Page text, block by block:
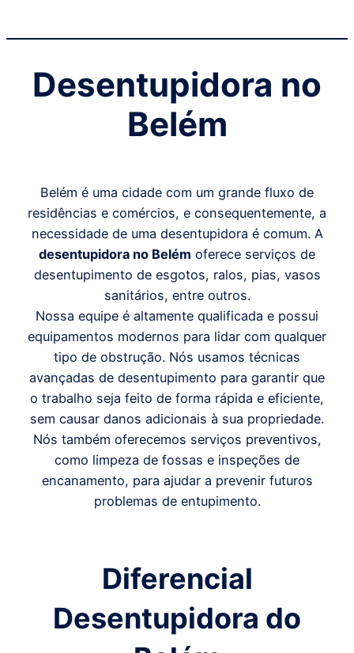
Desentupidora no
Belém
Belém é uma cidade com um grande fluxo de
residências e comércios, e consequentemente, a
necessidade de uma desentupidora é comum. A
desentupidora no Belém oferece serviços de
desentupimento de esgotos, ralos, pias, vasos
sanitários, entre outros.
Nossa equipe é altamente qualificada e possui
equipamentos modernos para lidar com qualquer
tipo de obstrução. Nós usamos técnicas
avançadas de desentupimento para garantir que
o trabalho seja feito de forma rápida e eficiente,
sem causar danos adicionais à sua propriedade.
Nós também oferecemos serviços preventivos,
como limpeza de fossas e inspeções de
encanamento, para ajudar a prevenir futuros
problemas de entupimento.
Diferencial
Desentupidora do